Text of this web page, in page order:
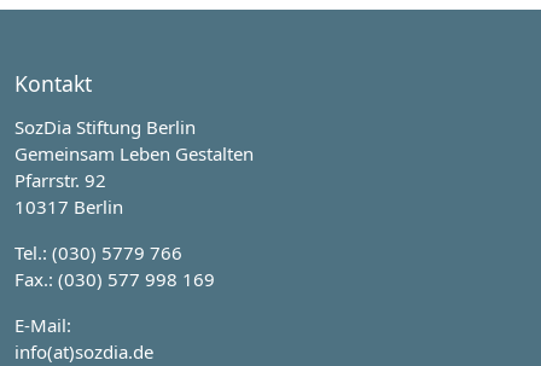
Kontakt
SozDia Stiftung Berlin
Gemeinsam Leben Gestalten
Pfarrstr. 92
10317 Berlin
Tel.: (030) 5779 766
Fax.: (030) 577 998 169
E-Mail:
info(at)sozdia.de